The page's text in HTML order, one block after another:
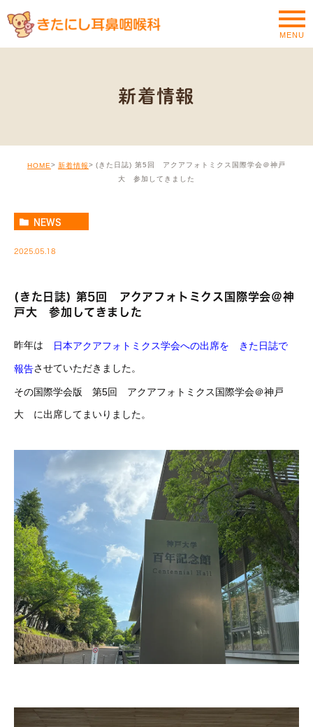
MENU
新着情報
HOME 新着情報
(きた日誌) 第5回 アクアフォトミクス国際学会＠神戸
大 参加してきました
NEWS
2025.05.18
(きた日誌) 第5回 アクアフォトミクス国際学会＠神
戸大 参加してきました
昨年は 日本アクアフォトミクス学会への出席を きた日誌で
報告させていただきました。
その国際学会版 第5回 アクアフォトミクス国際学会＠神戸
大 に出席してまいりました。